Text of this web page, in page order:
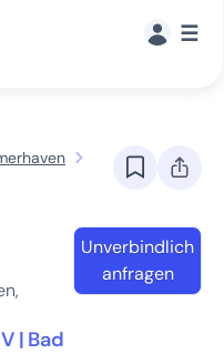
☰
| Bad
Unverbindlich
anfragen